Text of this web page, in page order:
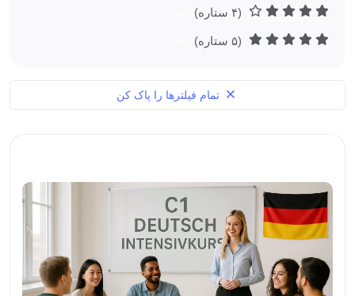
(۴ ستاره)
(۵ ستاره)
تمام فیلترها را پاک کن